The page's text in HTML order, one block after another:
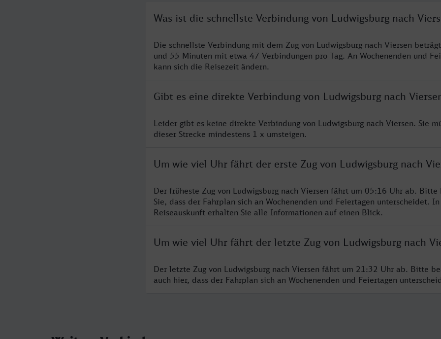
Was ist die schnellste Verbindung von Ludwigsburg nach
Die schnellste Verbindung mit dem Zug von Ludwigsburg nach Viersen
und 55 Minuten mit etwa 47 Verbindungen pro Tag. An Wochenenden und
kann sich die Reisezeit ändern.
Gibt es eine direkte Verbindung von Ludwigsburg nach
Leider gibt es keine direkte Verbindung von Ludwigsburg nach Viersen. Sie
dieser Strecke mindestens 1 x umsteigen.
Um wie viel Uhr fährt der erste Zug von Ludwigsburg nach
Der früheste Zug von Ludwigsburg nach Viersen fährt um 05:16 Uhr ab. Bitte
Sie, dass der Fahrplan sich an Wochenenden und Feiertagen unterscheidet.
Reiseauskunft erhalten Sie alle Informationen auf einen Blick.
Um wie viel Uhr fährt der letzte Zug von Ludwigsburg nach
Der letzte Zug von Ludwigsburg nach Viersen fährt um 21:32 Uhr ab. Bitte
auch hier, dass der Fahrplan sich an Wochenenden und Feiertagen